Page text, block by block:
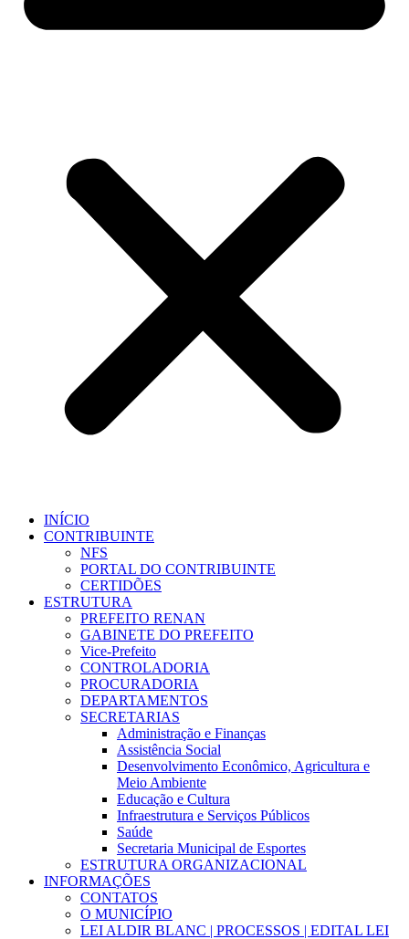
INÍCIO
CONTRIBUINTE
NFS
PORTAL DO CONTRIBUINTE
CERTIDÕES
ESTRUTURA
PREFEITO RENAN
GABINETE DO PREFEITO
Vice-Prefeito
CONTROLADORIA
PROCURADORIA
DEPARTAMENTOS
SECRETARIAS
Administração e Finanças
Assistência Social
Desenvolvimento Econômico, Agricultura e
Meio Ambiente
Educação e Cultura
Infraestrutura e Serviços Públicos
Saúde
Secretaria Municipal de Esportes
ESTRUTURA ORGANIZACIONAL
INFORMAÇÕES
CONTATOS
O MUNICÍPIO
LEI ALDIR BLANC | PROCESSOS | EDITAL LEI